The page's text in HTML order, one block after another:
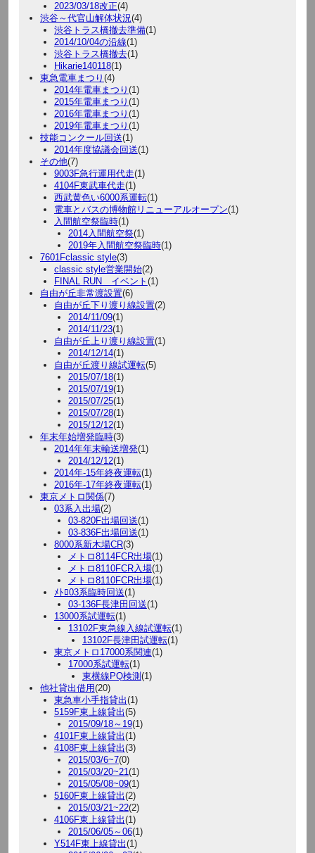
2023/03/18改正(4)
渋谷～代官山解体状況(4)
渋谷トラス橋撤去準備(1)
2014/10/04の沿線(1)
渋谷トラス橋撤去(1)
Hikarie140118(1)
東急電車まつり (4)
2014年電車まつり (1)
2015年電車まつり (1)
2016年電車まつり (1)
2019年電車まつり (1)
技能コンクール回送(1)
2014年度協議会回送(1)
その他(7)
9003F急行運用代走(1)
4104F東武車代走(1)
西武黄色い6000系運転(1)
電車とバスの博物館リニューアルオープン(1)
入間航空祭臨時(1)
2014入間航空祭(1)
2019年入間航空祭臨時(1)
7601Fclassic style(3)
classic style営業開始(2)
FINAL RUN イベント (1)
自由が丘非常渡設置(6)
自由が丘下り渡り線設置(2)
2014/11/09(1)
2014/11/23(1)
自由が丘上り渡り線設置(1)
2014/12/14(1)
自由が丘渡り線試運転(5)
2015/07/18(1)
2015/07/19(1)
2015/07/25(1)
2015/07/28(1)
2015/12/12(1)
年末年始増発臨時(3)
2014年年末輸送増発(1)
2014/12/12(1)
2014年-15年終夜運転(1)
2016年-17年終夜運転(1)
東京メトロ関係(7)
03系入出場(2)
03-820F出場回送(1)
03-836F出場回送(1)
8000系新木場CR(3)
メトロ8114FCR出場(1)
メトロ8110FCR入場(1)
メトロ8110FCR出場(1)
ﾒﾄﾛ03系臨時回送(1)
03-136F長津田回送(1)
13000系試運転(1)
13102F東急線入線試運転(1)
13102F長津田試運転(1)
東京メトロ17000系関連(1)
17000系試運転(1)
東横線PQ検測 (1)
他社貸出借用(20)
東急車小手指貸出(1)
5159F東上線貸出(5)
2015/09/18～19(1)
4101F東上線貸出(1)
4108F東上線貸出(3)
2015/03/6~7(0)
2015/03/20~21(1)
2015/05/08~09(1)
5160F東上線貸出(2)
2015/03/21~22(2)
4106F東上線貸出(1)
2015/06/05～06(1)
Y514F東上線貸出(1)